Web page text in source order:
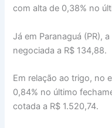
com alta de 0,38% no
Já em Paranaguá (PR),
negociada a R$ 134,88.
Em relação ao trigo, no
0,84% no último
cotada a R$ 1.520,74.